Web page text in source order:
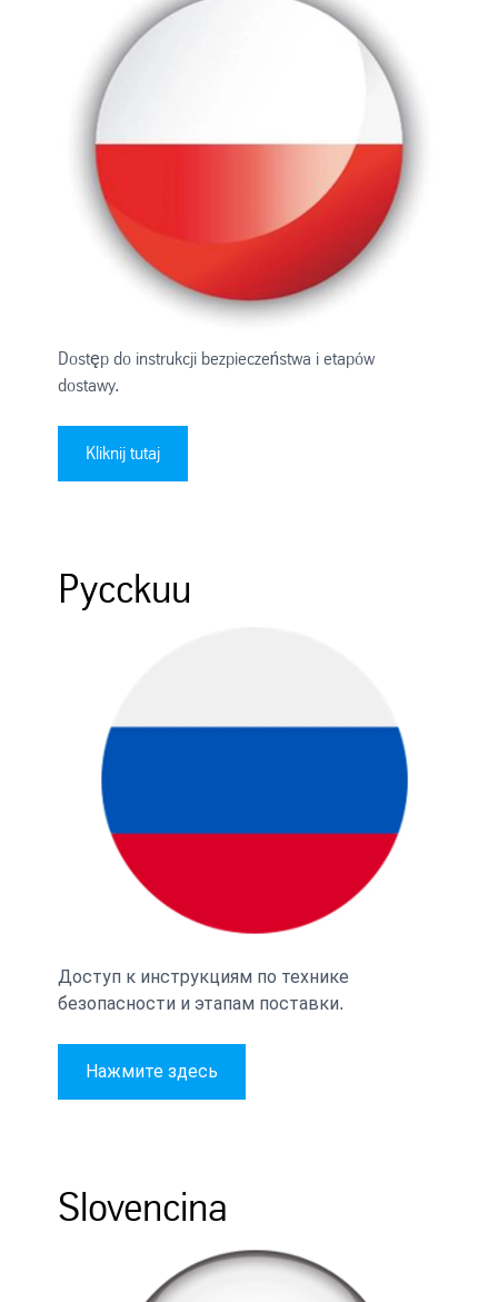
Dostęp do instrukcji bezpieczeństwa i etapów
dostawy.
Kliknij tutaj
Pycckuu
Доступ к инструкциям по технике
безопасности и этапам поставки.
Нажмите здесь
Slovencina